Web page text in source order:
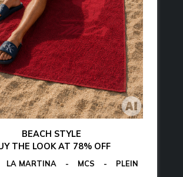
- GUESS - TOMMY HILFIGER
BEACH STYLE
THE LOOK AT 78% OFF
- MCS PLEIN SPORTEGON VON